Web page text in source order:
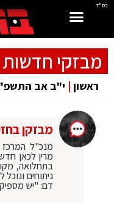
בס"ד
מבזקי חדשות
ראשון | י"ב אב
מבזקן
‏מנכ"ל
מרין לכאן
בתחלואה,
ניתוחים
דם: "יש